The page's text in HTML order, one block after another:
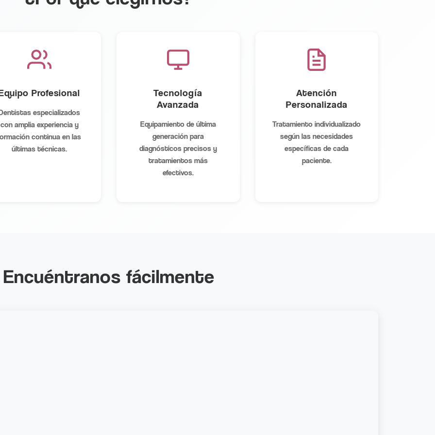
Profesional
especializados
con amplia experiencia y
continua en las
últimas técnicas.
Tecnología
Avanzada
Equipamiento de última
generación para
diagnósticos precisos y
tratamientos más
efectivos.
Atención
Personalizada
Tratamiento individualizado
según las necesidades
específicas de cada
paciente.
Encuéntranos fácilmente